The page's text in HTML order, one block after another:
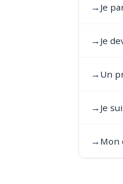
→ Je
→ Je
→ Un
→ Je
→ Mon